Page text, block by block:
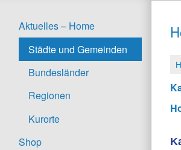
Aktuelles – Home
Städte und Gemeinden
Bundesländer
Regionen
Kurorte
Shop